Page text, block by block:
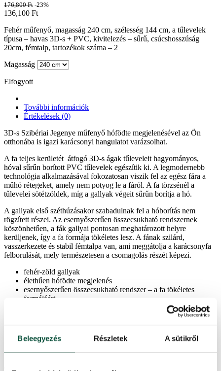
Beleegyezés Részletek A sütikről
176,800Ft -23%
136,100 Ft
Fehér műfenyő, magasság 240 cm, szélesség 144 cm, a tűlevelek
típusa – havas 3D-s + PVC, kivitelezés – sűrű, csúcshosszúság
20cm, fémtalp, tartozékok száma – 2
Magasság
Elfogyott
További információk
Értékelések (0)
3D-s Szibériai Jegenye műfenyő hófödte megjelenésével az Ön
otthonába is igazi karácsonyi hangulatot varázsolhat.
A fa teljes kerületét átfogó 3D-s ágak tűleveleit hagyományos,
hóval sűrűn borított PVC tűlevelek egészítik ki. A legmodernebb
technológia alkalmazásával fokozatosan viszik fel az egész fára a
műhó rétegeket, amely nem potyog le a fáról. A fa törzsénél a
tűlevelei sötétzöldek, míg a gallyak végeit sűrűn borítja a hó.
A gallyak első széthúzásakor szabadulnak fel a hóborítás nem
rögzített részei. Az esernyőszerűen összecsukható rendszernek
köszönhetően, a fák gallyai pontosan meghatározott helyre
kerüljenek, így a fa formája tökéletes lesz. A fának szilárd,
vasszerkezete és stabil fémtalpa van, ami meggátolja a karácsonyfa
felborulását, mely természetesen a csomagolás részét képezi.
fehér-zöld gallyak
élethűen hófödte megjelenés
esernyőszerűen összecsukható rendszer – a fa tökéletes
formájáért
könnyen kezelhető – egyszerűen összehajtja a fát és
visszateszi a dobozba
minden karácsonyi dekorációval harmonikus
szilárd vasszerkezet
a stabil fémtalp a csomagolás része